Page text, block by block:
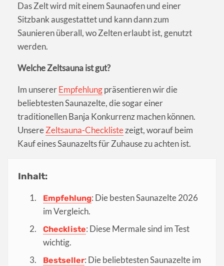
Das Zelt wird mit einem Saunaofen und einer
Sitzbank ausgestattet und kann dann zum
Saunieren überall, wo Zelten erlaubt ist, genutzt
werden.
Welche Zeltsauna ist gut?
Im unsererEmpfehlungpräsentieren wir die
beliebtesten Saunazelte, die sogar einer
traditionellen Banja Konkurrenz machen können.
UnsereZeltsauna-Checklistezeigt, worauf beim
Kauf eines Saunazelts für Zuhause zu achten ist.
Inhalt:
Empfehlung: Die besten Saunazelte 2026
im Vergleich.
Checkliste: Diese Mermale sind im Test
wichtig.
Bestseller: Die beliebtesten Saunazelte im